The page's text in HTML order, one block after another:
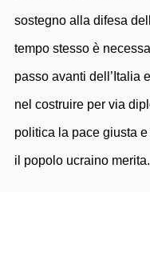
sostegno alla difesa
tempo stesso è
passo avanti dell’Italia
nel costruire per via
politica la pace giusta
il popolo ucraino merita.